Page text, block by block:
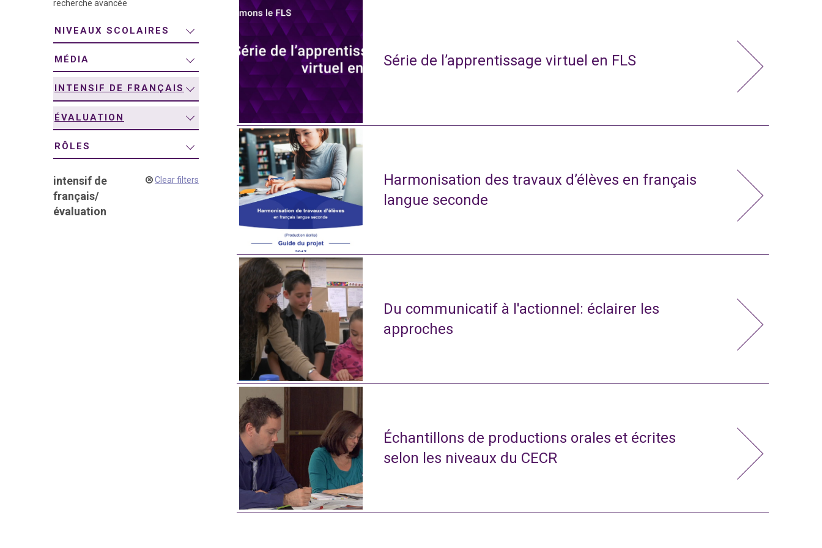
recherche avancée
NIVEAUX SCOLAIRES
MÉDIA
INTENSIF DE FRANÇAIS
ÉVALUATION
RÔLES
intensif de
français/
évaluation
Clear filters
Série de l’apprentissage virtuel en FLS
Harmonisation des travaux d’élèves en français
langue seconde
Du communicatif à l'actionnel: éclairer les
approches
Échantillons de productions orales et écrites
selon les niveaux du CECR